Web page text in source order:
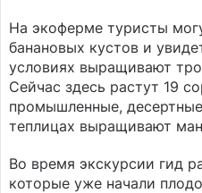
На экоферме туристы
банановых кустов и
условиях выращивают
Сейчас здесь растут 19
промышленные,
теплицах выращивают
Во время экскурсии гид
которые уже начали